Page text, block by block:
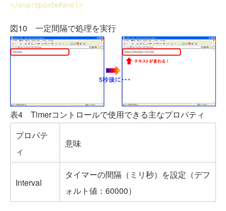
</asp:UpdatePanel>
図10 一定間隔で処理を実行
表4 Timerコントロールで使用できる主なプロパティ
プロパテ
ィ
意味
Interval
タイマーの間隔（ミリ秒）を設定（デフ
ォルト値：60000）